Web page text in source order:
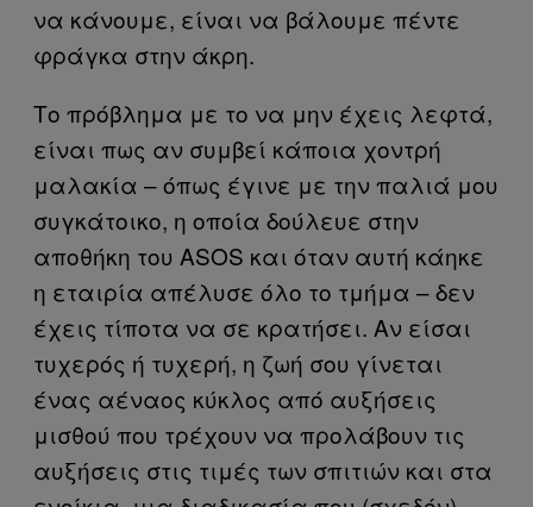
να κάνουμε, είναι να βάλουμε πέντε
φράγκα στην άκρη.
Το πρόβλημα με το να μην έχεις λεφτά,
είναι πως αν συμβεί κάποια χοντρή
μαλακία – όπως έγινε με την παλιά μου
συγκάτοικο, η οποία δούλευε στην
αποθήκη του ASOS και όταν αυτή κάηκε
η εταιρία απέλυσε όλο το τμήμα – δεν
έχεις τίποτα να σε κρατήσει. Αν είσαι
τυχερός ή τυχερή, η ζωή σου γίνεται
ένας αέναος κύκλος από αυξήσεις
μισθού που τρέχουν να προλάβουν τις
αυξήσεις στις τιμές των σπιτιών και στα